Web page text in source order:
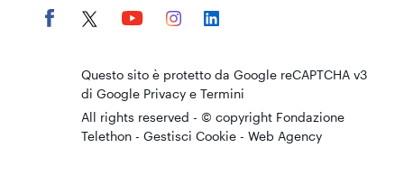
Questo sito è protetto da Google reCAPTCHA v3
di Google Privacy e Termini
All rights reserved - © copyright Fondazione
Telethon - Gestisci Cookie - Web Agency